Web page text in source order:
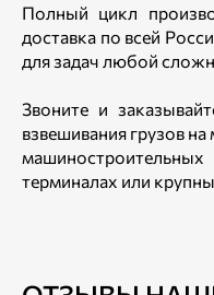
Полный цикл
доставка по всей
для задач любой
Звоните и
взвешивания грузов
терминалах или